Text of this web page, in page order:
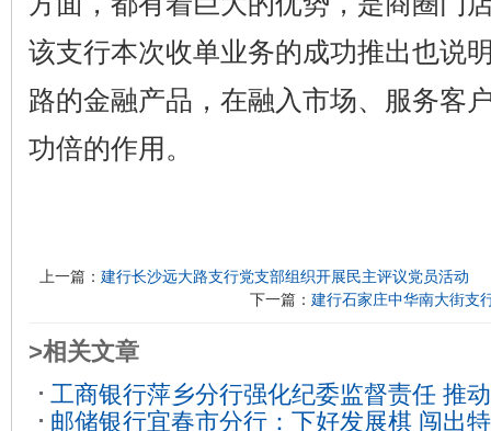
该支行本次收单业务的成功推出也说
路的金融产品，在融入市场、服务客
功倍的作用。
上一篇： 建行长沙远大路支行党支部组织开展民主评议党员活动
下一篇： 建行石家庄中华南大街支
>相关文章
工商银行萍乡分行强化纪委监督责任 推
邮储银行宜春市分行：下好发展棋 闯出